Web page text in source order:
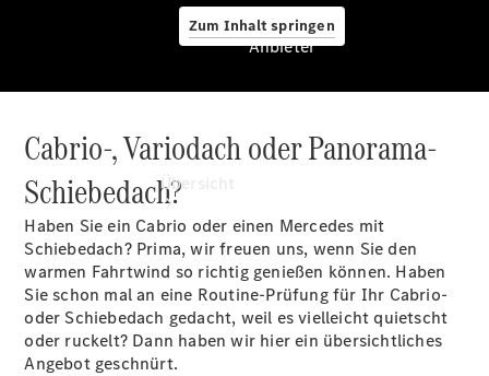
Zum Inhalt springen
Anbieter
Übersicht
Startseite
Anbieter
Cabrio-, Variodach oder Panorama-
Schiebedach?
Haben Sie ein Cabrio oder einen Mercedes mit
Schiebedach? Prima, wir freuen uns, wenn Sie den
warmen Fahrtwind so richtig genießen können. Haben
Sie schon mal an eine Routine-Prüfung für Ihr Cabrio-
oder Schiebedach gedacht, weil es vielleicht quietscht
oder ruckelt? Dann haben wir hier ein übersichtliches
Angebot geschnürt.